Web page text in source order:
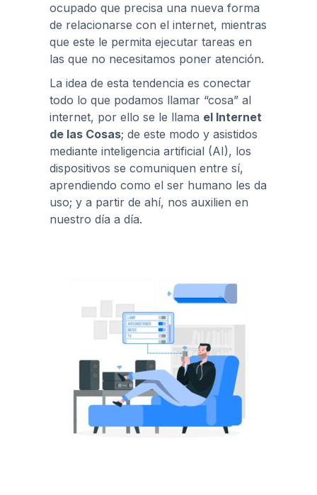
ocupado que precisa una nueva forma
de relacionarse con el internet, mientras
que este le permita ejecutar tareas en
las que no necesitamos poner atención.
La idea de esta tendencia es conectar
todo lo que podamos llamar “cosa” al
internet, por ello se le llama el Internet
de las Cosas; de este modo y asistidos
mediante inteligencia artificial (AI), los
dispositivos se comuniquen entre sí,
aprendiendo como el ser humano les da
uso; y a partir de ahí, nos auxilien en
nuestro día a día.